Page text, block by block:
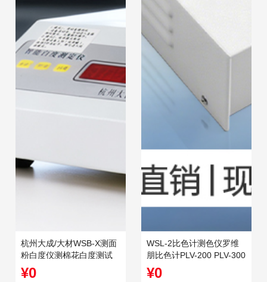
杭州大成/大材WSB-X测面
粉白度仪测棉花白度测试
仪智能数显白度计
¥0
WSL-2比色计测色仪罗维
朋比色计PLV-200 PLV-300
比较测色仪QS认证
¥0